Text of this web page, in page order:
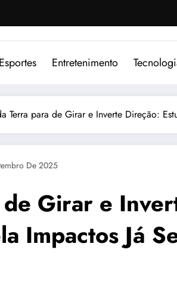
Esportes Entretenimento
Terra para de Girar e Inverte Direção:
De 2025
Girar e
Impactos Já